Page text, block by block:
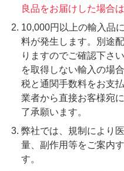
良品をお届けした場合
10,000円以上の輸入品
料が発生します。別途
りますのでご確認下さ
を取得しない輸入の場
税と通関手数料をお支
業者から直接お客様宛
了承願います。
弊社では、規制により
量、副作用等をご案内
す。